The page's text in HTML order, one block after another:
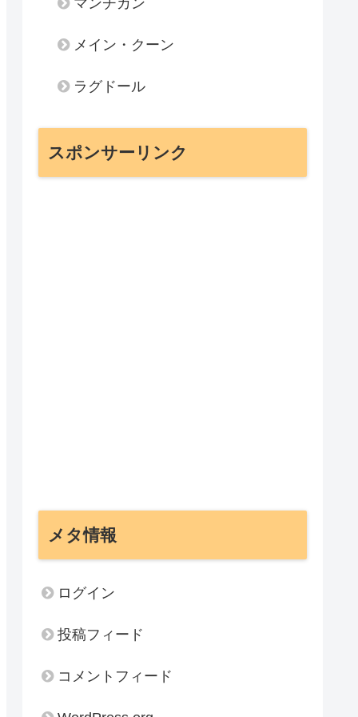
マンチカン
メイン・クーン
ラグドール
スポンサーリンク
メタ情報
ログイン
投稿フィード
コメントフィード